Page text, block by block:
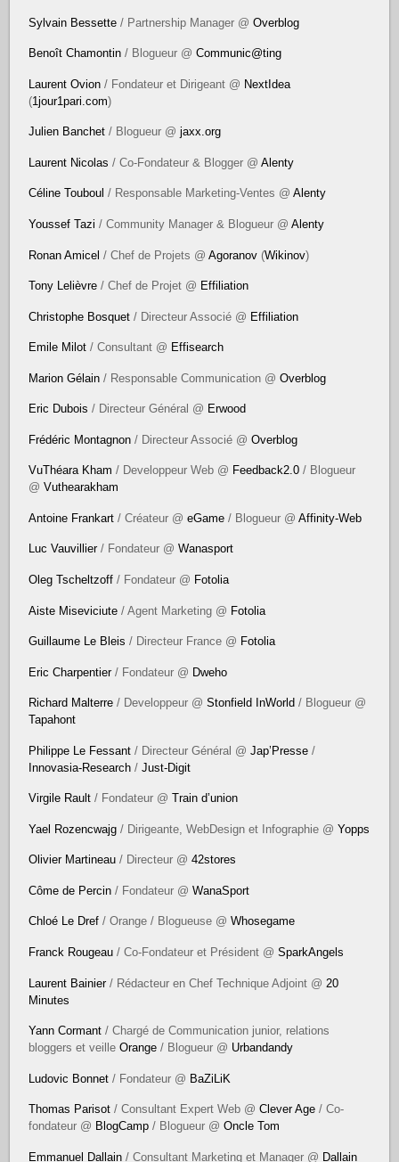
Sylvain Bessette / Partnership Manager @Overblog
Benoît Chamontin / Blogueur @Communic@ting
Laurent Ovion / Fondateur et Dirigeant @ NextIdea
(1jour1pari.com)
Julien Banchet / Blogueur @jaxx.org
Laurent Nicolas / Co-Fondateur & Blogger @Alenty
Céline Touboul / Responsable Marketing-Ventes @Alenty
Youssef Tazi / Community Manager & Blogueur @Alenty
Ronan Amicel / Chef de Projets @Agoranov (Wikinov)
Tony Lelièvre / Chef de Projet @ Effiliation
Christophe Bosquet / Directeur Associé @ Effiliation
Emile Milot / Consultant @ Effisearch
Marion Gélain / Responsable Communication @Overblog
Eric Dubois / Directeur Général @ Erwood
Frédéric Montagnon / Directeur Associé @Overblog
VuThéara Kham / Developpeur Web @ Feedback2.0 / Blogueur
@Vuthearakham
Antoine Frankart / Créateur @eGame / Blogueur @Affinity-Web
Luc Vauvillier/ Fondateur @Wanasport
Oleg Tscheltzoff / Fondateur @ Fotolia
Aiste Miseviciute / Agent Marketing @ Fotolia
Guillaume Le Bleis / Directeur France @ Fotolia
Eric Charpentier/ Fondateur @ Dweho
Richard Malterre / Developpeur @Stonfield InWorld / Blogueur @
Tapahont
Philippe Le Fessant / Directeur Général @Jap’Presse /
Innovasia-Research /Just-Digit
Virgile Rault / Fondateur @Train d’union
Yael Rozencwajg / Dirigeante, WebDesign et Infographie @Yopps
Olivier Martineau / Directeur @42stores
Côme de Percin / Fondateur @WanaSport
Chloé Le Dref / Orange / Blogueuse @Whosegame
Franck Rougeau / Co-Fondateur et Président @SparkAngels
Laurent Bainier/ Rédacteur en Chef Technique Adjoint @ 20
Minutes
Yann Cormant / Chargé de Communication junior, relations
bloggers et veilleOrange / Blogueur @ Urbandandy
Ludovic Bonnet / Fondateur @ BaZiLiK
Thomas Parisot / Consultant Expert Web @Clever Age / Co-
fondateur @ BlogCamp / Blogueur @Oncle Tom
Emmanuel Dallain / Consultant Marketing et Manager @ Dallain